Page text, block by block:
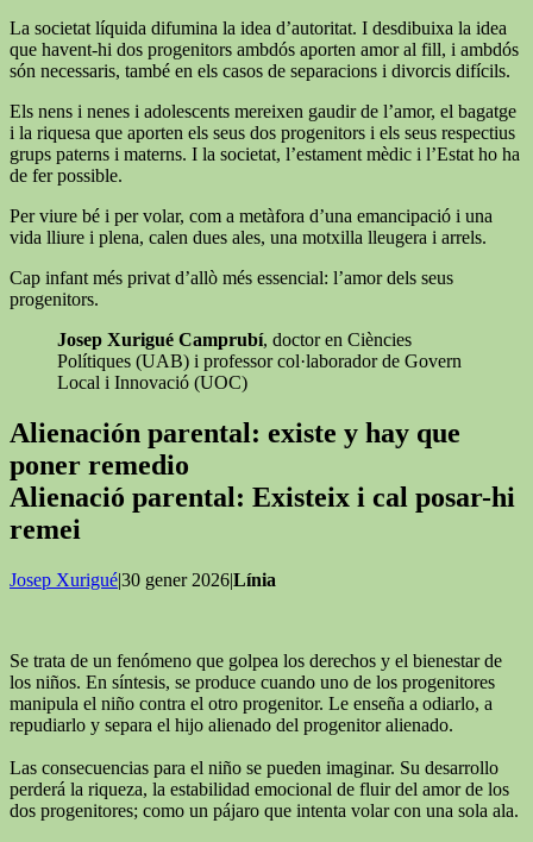
La societat líquida difumina la idea d’autoritat. I desdibuixa la idea
que havent-hi dos progenitors ambdós aporten amor al fill, i ambdós
són necessaris, també en els casos de separacions i divorcis difícils.
Els nens i nenes i adolescents mereixen gaudir de l’amor, el bagatge
i la riquesa que aporten els seus dos progenitors i els seus respectius
grups paterns i materns. I la societat, l’estament mèdic i l’Estat ho ha
de fer possible.
Per viure bé i per volar, com a metàfora d’una emancipació i una
vida lliure i plena, calen dues ales, una motxilla lleugera i arrels.
Cap infant més privat d’allò més essencial: l’amor dels seus
progenitors.
Josep Xurigué Camprubí, doctor en Ciències
Polítiques (UAB) i professor col·laborador de Govern
Local i Innovació (UOC)
Alienación parental: existe y hay que
poner remedio
Alienació parental: Existeix i cal posar-hi
remei
Josep Xurigué|30 gener 2026|Línia
Se trata de un fenómeno que golpea los derechos y el bienestar de
los niños. En síntesis, se produce cuando uno de los progenitores
manipula el niño contra el otro progenitor. Le enseña a odiarlo, a
repudiarlo y separa el hijo alienado del progenitor alienado.
Las consecuencias para el niño se pueden imaginar. Su desarrollo
perderá la riqueza, la estabilidad emocional de fluir del amor de los
dos progenitores; como un pájaro que intenta volar con una sola ala.